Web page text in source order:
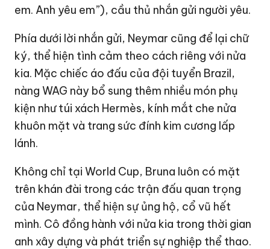
em. Anh yêu em”), cầu thủ nhắn gửi người yêu.
Phía dưới lời nhắn gửi, Neymar cũng để lại chữ
ký, thể hiện tình cảm theo cách riêng với nửa
kia. Mặc chiếc áo đấu của đội tuyển Brazil,
nàng WAG này bổ sung thêm nhiều món phụ
kiện như túi xách Hermès, kính mắt che nửa
khuôn mặt và trang sức đính kim cương lấp
lánh.
Không chỉ tại World Cup, Bruna luôn có mặt
trên khán đài trong các trận đấu quan trọng
của Neymar, thể hiện sự ủng hộ, cổ vũ hết
mình. Cô đồng hành với nửa kia trong thời gian
anh xây dựng và phát triển sự nghiệp thể thao.